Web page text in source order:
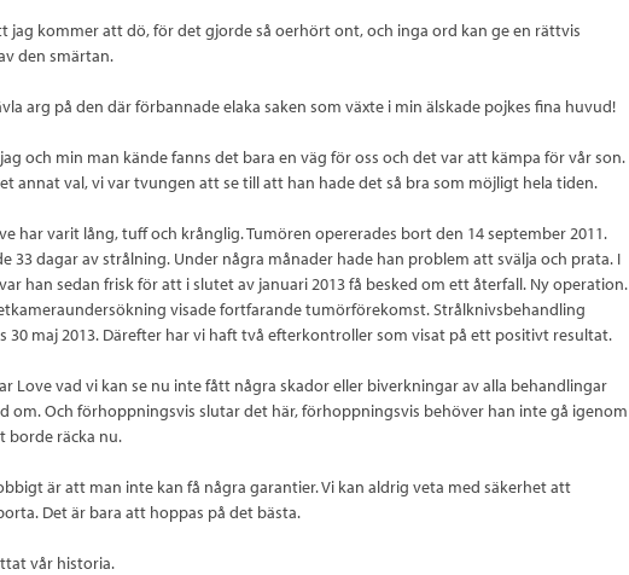
jag kommer att dö, för det gjorde så oerhört ont, och inga ord kan ge en rättvis
den smärtan.
arg på den där förbannade elaka saken som växte i min älskade pojkes fina huvud!
och min man kände fanns det bara en väg för oss och det var att kämpa för vår son.
annat val, vi var tvungen att se till att han hade det så bra som möjligt hela tiden.
har varit lång, tuff och krånglig. Tumören opererades bort den 14 september 2011.
33 dagar av strålning. Under några månader hade han problem att svälja och prata. I
han sedan frisk för att i slutet av januari 2013 få besked om ett återfall. Ny operation.
visade fortfarande tumörförekomst. Strålknivsbehandling
30 maj 2013. Därefter har vi haft två efterkontroller som visat på ett positivt resultat.
Love vad vi kan se nu inte fått några skador eller biverkningar av alla behandlingar
om. Och förhoppningsvis slutar det här, förhoppningsvis behöver han inte gå igenom
borde räcka nu.
är att man inte kan få några garantier. Vi kan aldrig veta med säkerhet att
Det är bara att hoppas på det bästa.
vår historia.